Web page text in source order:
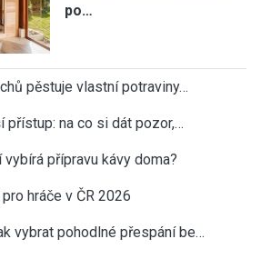
po…
pěstuje vlastní potraviny…
přístup: na co si dát pozor,…
přípravu kávy doma?
hráče v ČR 2026
vybrat pohodlné přespání be…